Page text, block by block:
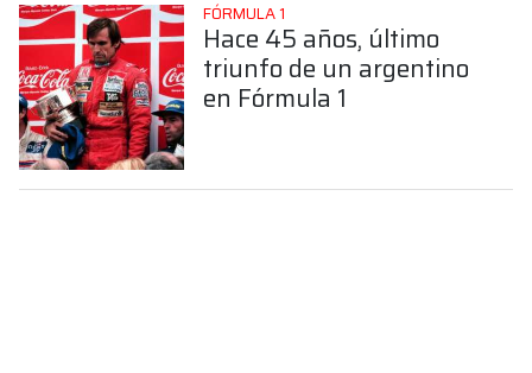
FÓRMULA 1
Hace 45 años, último
triunfo de un argentino
en Fórmula 1